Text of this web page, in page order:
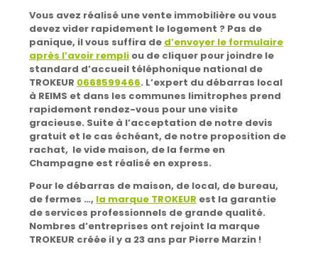
Vous avez réalisé une vente immobilière ou vous
devez vider rapidement le logement ? Pas de
panique, il vous suffira de d’envoyer le formulaire
après l’avoir rempli ou de cliquer pour joindre le
standard d’accueil téléphonique national de
TROKEUR 0668599466. L’expert du débarras local
à REIMS et dans les communes limitrophes prend
rapidement rendez-vous pour une visite
gracieuse. Suite à l’acceptation de notre devis
gratuit et le cas échéant, de notre proposition de
rachat, le vide maison, de la ferme en
Champagne est réalisé en express.
Pour le débarras de maison, de local, de bureau,
de fermes …, la marque TROKEUR est la garantie
de services professionnels de grande qualité.
Nombres d’entreprises ont rejoint la marque
TROKEUR créée il y a 23 ans par Pierre Marzin !